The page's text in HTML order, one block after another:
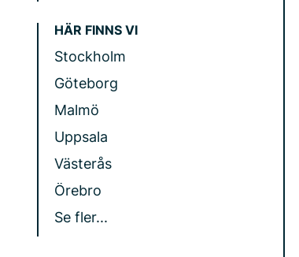
HÄR FINNS VI
Stockholm
Göteborg
Malmö
Uppsala
Västerås
Örebro
Se fler...